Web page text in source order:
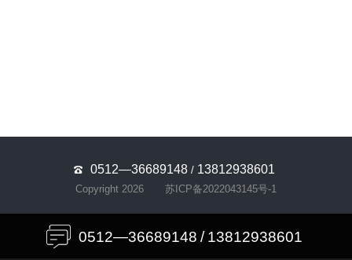
0512—36689148 / 13812938601
Copyright 2026 苏ICP备2022043145号-1
0512—36689148 / 13812938601